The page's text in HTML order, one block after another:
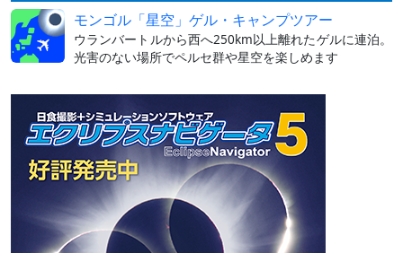
モンゴル「星空」ゲル・キャンプツアー
ウランバートルから西へ250km以上離れたゲルに連泊。
光害のない場所でペルセ群や星空を楽しめます